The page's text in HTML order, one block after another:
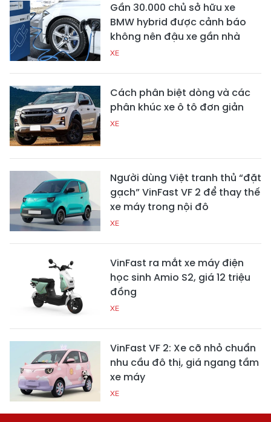
Gần 30.000 chủ sở hữu xe
BMW hybrid được cảnh báo
không nên đậu xe gần nhà
XE
Cách phân biệt dòng và các
phân khúc xe ô tô đơn giản
XE
Người dùng Việt tranh thủ “đặt
gạch” VinFast VF 2 để thay thế
xe máy trong nội đô
XE
VinFast ra mắt xe máy điện
học sinh Amio S2, giá 12 triệu
đồng
XE
VinFast VF 2: Xe cỡ nhỏ chuẩn
nhu cầu đô thị, giá ngang tầm
xe máy
XE